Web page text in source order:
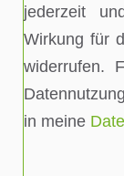
jederzeit
Wirkung für
widerrufen.
in meine